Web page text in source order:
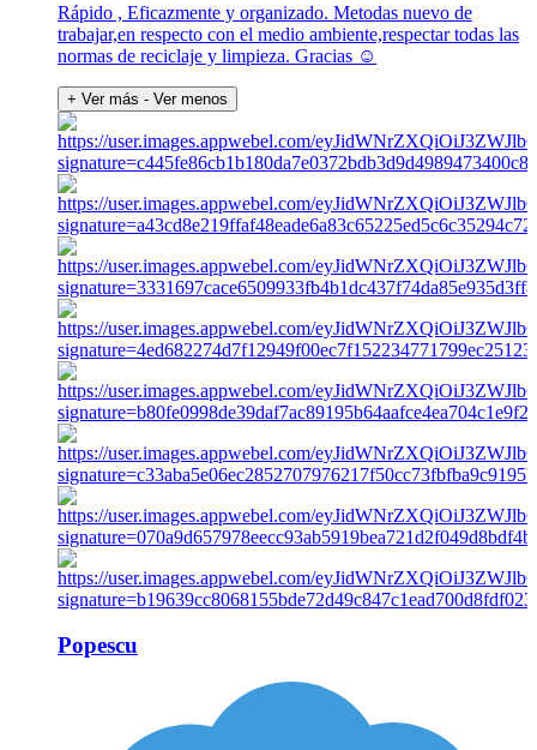
Rápido , Eficazmente y organizado. Metodas nuevo de
trabajar,en respecto con el medio ambiente,respectar todas las
normas de reciclaje y limpieza. Gracias ☺️
+ Ver más - Ver menos
Popescu